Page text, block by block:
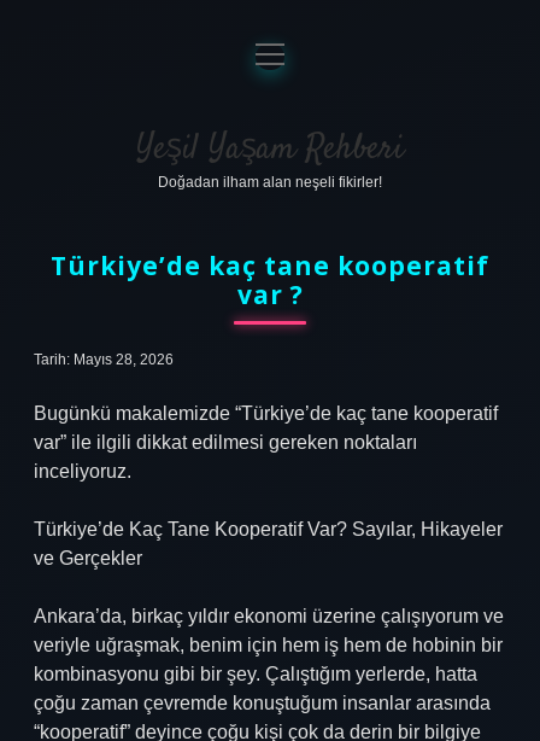
Anasayfa
Gizlilik Politikası
Yasal Uyarı
menüyü
aç
Yeşil Yaşam Rehberi
Doğadan ilham alan neşeli fikirler!
Türkiye’de kaç tane kooperatif
var ?
Tarih: Mayıs 28, 2026
Bugünkü makalemizde “Türkiye’de kaç tane kooperatif
var” ile ilgili dikkat edilmesi gereken noktaları
inceliyoruz.
Türkiye’de Kaç Tane Kooperatif Var? Sayılar, Hikayeler
ve Gerçekler
Ankara’da, birkaç yıldır ekonomi üzerine çalışıyorum ve
veriyle uğraşmak, benim için hem iş hem de hobinin bir
kombinasyonu gibi bir şey. Çalıştığım yerlerde, hatta
çoğu zaman çevremde konuştuğum insanlar arasında
“kooperatif” deyince çoğu kişi çok da derin bir bilgiye